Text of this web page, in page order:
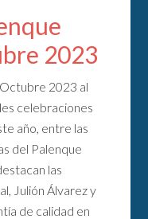
2023
2023 al
celebraciones
año, entre las
del Palenque
las
Julión Álvarez y
de calidad en